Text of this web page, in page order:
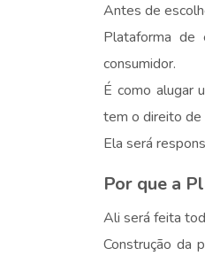
Antes de
Plataforma de
consumidor.
É como alugar
tem o direito de
Ela será
Por que a
Ali será feita
Construção da